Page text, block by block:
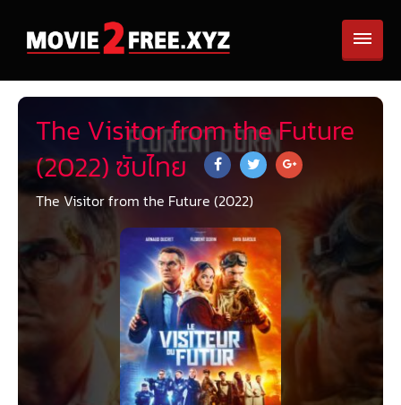
The Visitor from the Future
(2022) ซับไทย
The Visitor from the Future (2022)